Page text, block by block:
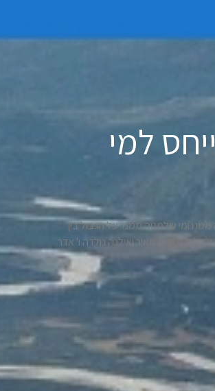
להתייחס למי
הנכונה למי שלמעלה ממנו ומי שלמטה ממנו. על הגבול בין
חיים מאיר ואילנה נולדה ו' אדר